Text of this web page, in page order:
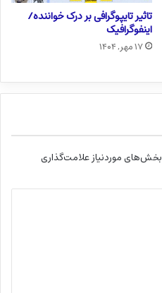
تاثیر تایپوگرافی بر درک خواننده/
اینفوگرافیک
۱۷ مهر, ۱۴۰۴
بخش‌های موردنیاز علامت‌گذاری